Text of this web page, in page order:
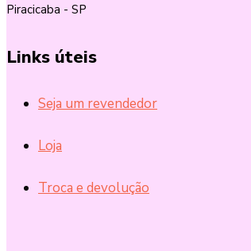
Piracicaba - SP
Links úteis
Seja um revendedor
Loja
Troca e devolução